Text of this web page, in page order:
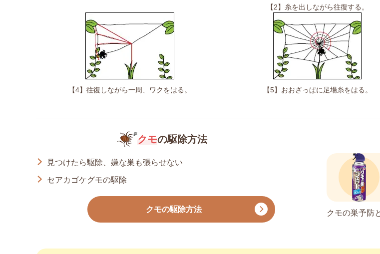
【2】糸を出しながら往復する。
【4】往復しながら一周、ワクをはる。 【5】おおざっぱに足場糸をはる。
クモの駆除方法
見つけたら駆除、嫌な巣も張らせない
セアカゴケグモの駆除
クモの駆除方法 クモの巣予防